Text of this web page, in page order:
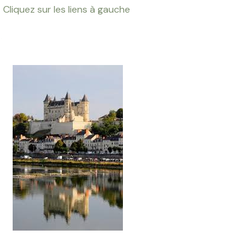
Cliquez sur les liens à gauche